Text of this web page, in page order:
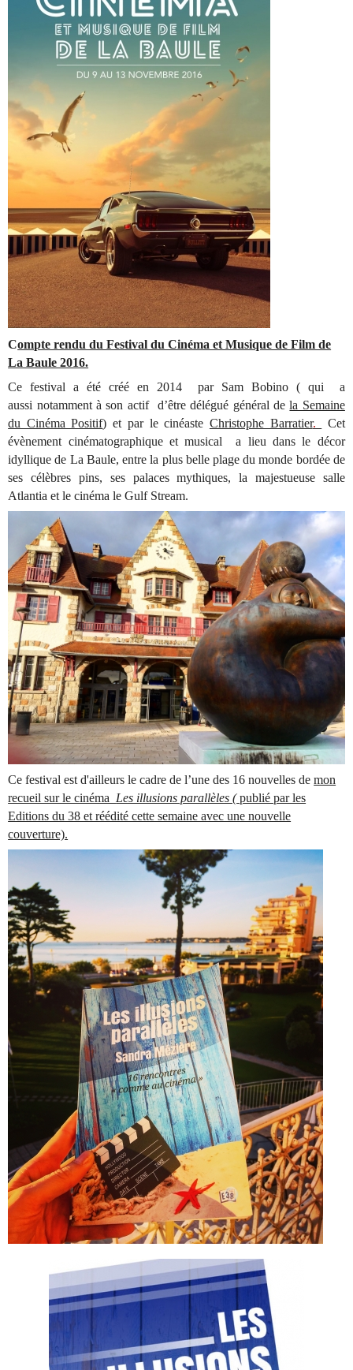
Compte rendu du Festival du Cinéma et Musique de Film de
La Baule 2016.
Ce festival a été créé en 2014 par Sam Bobino ( qui a
aussi notamment à son actif d’être délégué général dela Semaine
du Cinéma Positif) et par le cinéaste Christophe Barratier.
Cet
évènement cinématographique et musical a lieu dans le décor
idyllique de La Baule, entre la plus belle plage du monde bordée de
ses célèbres pins, ses palaces mythiques, la majestueuse salle
Atlantia et le cinéma le Gulf Stream.
Ce festival est d'ailleurs le cadre de l’une des 16 nouvelles demon
recueil sur le cinéma Les illusions parallèles (publié par les
Editions du 38 et réédité cette semaine avec une nouvelle
couverture).